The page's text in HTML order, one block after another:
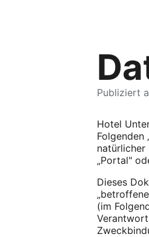
Publiziert
Hotel
natürlicher
„Portal"
Dieses
(im